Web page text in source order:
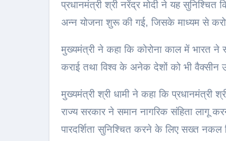
प्रधानमंत्री श्री नरेंद्र मोदी ने यह सुनिश्चित
अन्न योजना शुरू की गई, जिसके माध्यम से
मुख्यमंत्री ने कहा कि कोरोना काल में भारत ने
कराई तथा विश्व के अनेक देशों को भी वैक्सीन
मुख्यमंत्री श्री धामी ने कहा कि प्रधानमंत्री
राज्य सरकार ने समान नागरिक संहिता लागू
पारदर्शिता सुनिश्चित करने के लिए सख्त